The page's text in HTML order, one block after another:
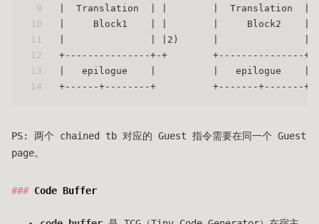
9
10
11
12
13
14
|  Translation  | |        |
|     Block1    | |        |     Block2
|               | |2)      |
+---------------+-+
|   epilogue    |          |
+------+--------+          +-------
PS: 两个 chained tb 对应的 Guest 指令需要在同一个 Guest
page。
Code Buffer